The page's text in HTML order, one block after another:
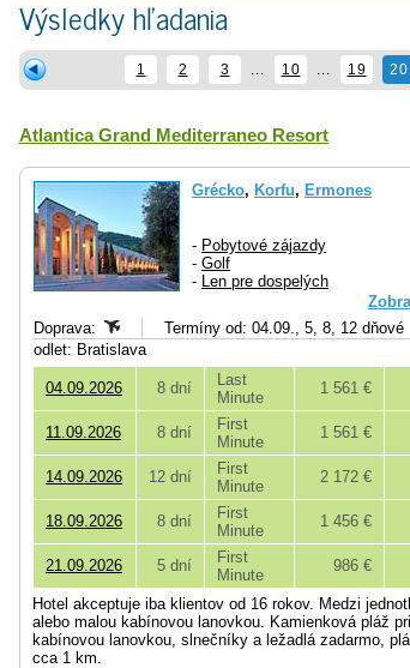
Výsledky hľadania
1 2 3 10 19 20
Atlantica Grand Mediterraneo Resort
Grécko, Korfu, Ermones
- Pobytové zájazdy
- Golf
- Len pre dospelých
Doprava:
Termíny od: 04.09., 5, 8, 12 dňové
odlet: Bratislava
04.09.2026 8 dní
Last
Minute
1 561 €
11.09.2026 8 dní
First
Minute
1 561 €
14.09.2026 12 dní
First
Minute
2 172 €
18.09.2026 8 dní
First
Minute
1 456 €
21.09.2026 5 dní
First
Minute
986 €
Hotel akceptuje iba klientov od 16 rokov. Medzi
alebo malou kabínovou lanovkou. Kamienková pláž
kabínovou lanovkou, slnečníky a ležadlá zadarmo,
cca 1 km.